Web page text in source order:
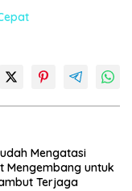
Mengatasi
Mengembang untuk
Terjaga